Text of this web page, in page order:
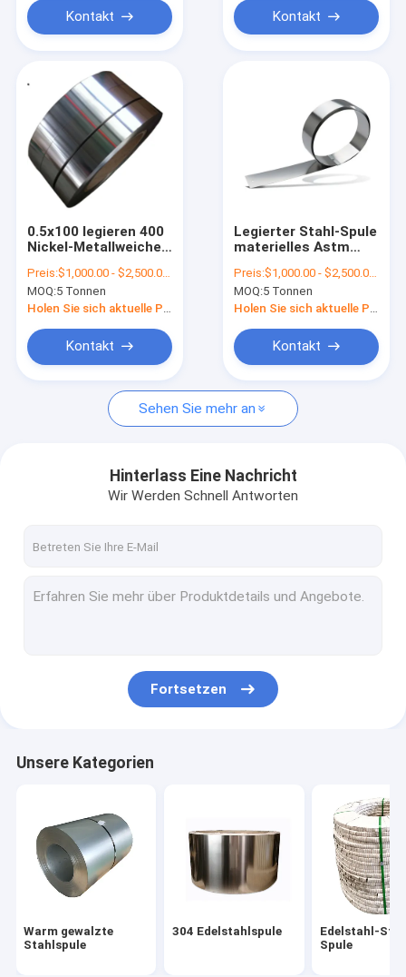
Produkte
Über uns
Fabrik-Ausflug
Nachrichten
Fälle
Warm gewalzte Stahlspule
Edelstahl-Streifen-Spule
Spule des legierten Stahls
Edelstahlblech-Spule
SS schweißten Rohr
Edelstahlstreifen
Edelstahlblech
Edelstahl-Metallplatten
Kontakt Kontakt
0.5x100 legieren 400
Nickel-Metallweiche-
Streifen-Folien-Band
Monel 400
Preis:$1,000.00 - $2,500.00/Tons
MOQ:5 Tonnen
Holen Sie sich aktuelle Preis
Kontakt
Legierter Stahl-Spule
materielles Astm
Monel 400 6063 3104
3003
Preis:$1,000.00 - $2,500.00/Tons
MOQ:5 Tonnen
Holen Sie sich aktuelle Preis
Kontakt
Sehen Sie mehr an
Hinterlass Eine Nachricht
Wir Werden Schnell Antworten
Fortsetzen
Unsere Kategorien
Warm gewalzte
Stahlspule
304 Edelstahlspule
Edelstahl-
Spule